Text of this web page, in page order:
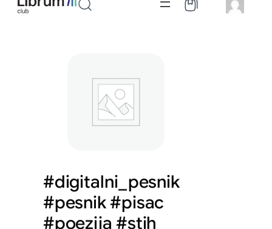
#digitalni_pesnik
#pesnik #pisac
#poezija #stih